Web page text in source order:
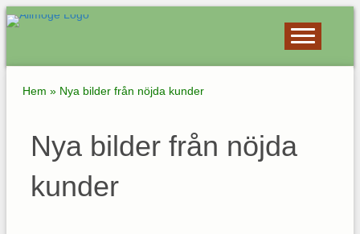
Hem » Nya bilder från nöjda kunder
Nya bilder från nöjda
kunder